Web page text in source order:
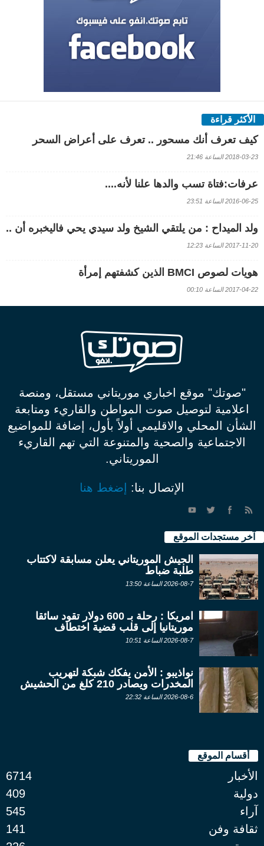
الأكثر قراءة
كيف تعرف أنك مسحور .. تعرف على أعراض السحر
2018-03-23 الساعة 21:46
عرفات:فتاة تسب والدها علنا لأنه....
2016-06-25 الساعة 23:51
ولد الميداح : من يلتقي الشيخ ولد سيدي يحي فاليخبره أن ..
2017-11-20 الساعة 12:23
هويات لصوص BMCI الذين كشفتهم إمرأة
2017-04-22 الساعة 00:10
"صوتك" موقع اخباري موريتاني مستقل، ومنصة
اعلامية لتوصيل صوت المواطن والقاريء ومتابعة
الشأن المحلي والاقليمي أولاً بأول، إضافة للمواضيع
الاجتماعية والصحية والمتنوعة التي تهم القاريء
الموريتاني.
الإتصال بنا: إضغط هنا
آخر مستجدات الموقع
الجيش الموريتاني يعلن مسابقة لاكتتاب
طلبة ضباط
2026-08-7 الساعة 13:50
امريكا : رحلة بـ 600 دولار تقود سائقا
موريتانيا إلى قلب قضية اختطاف
2026-08-7 الساعة 10:51
نواذيبو : الأمن يفكك شبكة لتهريب
المخدرات ويصادر 210 كلغ من الحشيش
2026-08-6 الساعة 22:32
أقسام الموقع
الأخبار
6714
دولية
409
آراء
545
ثقافة وفن
141